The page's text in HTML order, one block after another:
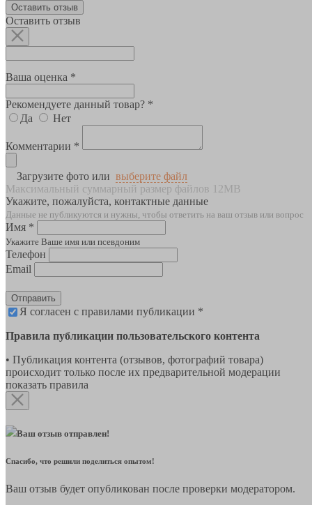
Оставить отзыв
Оставить отзыв
Ваша оценка *
Рекомендуете данный товар? *
Да
Нет
Комментарии *
Загрузите фото или выберите файл
Максимальный суммарный размер файлов 12MB
Укажите, пожалуйста, контактные данные
Данные не публикуются и нужны, чтобы ответить на ваш отзыв или вопрос
Имя *
Укажите Ваше имя или псевдоним
Телефон
Email
Отправить
Я согласен с правилами публикации *
Правила публикации пользовательского контента
• Публикация контента (отзывов, фотографий товара)
происходит только после их предварительной модерации
показать правила
Ваш отзыв отправлен!
Спасибо, что решили поделиться опытом!
Ваш отзыв будет опубликован после проверки модератором.